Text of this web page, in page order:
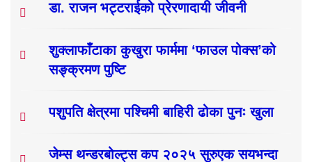
डा. राजन भट्टराईको प्रेरणादायी जीवनी
शुक्लाफाँटाका कुखुरा फार्ममा ‘फाउल पोक्स’को
सङ्क्रमण पुष्टि
पशुपति क्षेत्रमा पश्चिमी बाहिरी ढोका पुनः खुला
जेम्स थन्डरबोल्ट्स कप २०२५ सुरुएक सयभन्दा